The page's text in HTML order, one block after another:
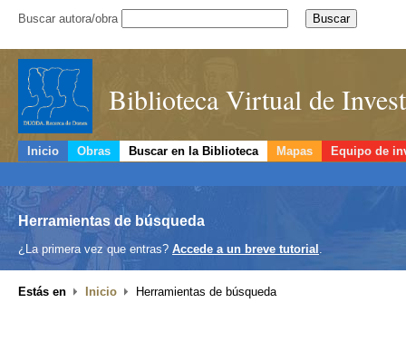
Buscar autora/obra
Biblioteca Virtual de
Inicio Obras Buscar en la Biblioteca Mapas Equipo de
Herramientas de búsqueda
¿La primera vez que entras? Accede a un breve tutorial .
Estás en Inicio Herramientas de búsqueda